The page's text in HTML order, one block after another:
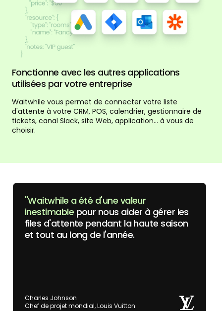
Fonctionne avec les autres applications
utilisées par votre entreprise
Waitwhile vous permet de connecter votre liste
d'attente à votre CRM, POS, calendrier, gestionnaire de
tickets, canal Slack, site Web, application... à vous de
choisir.
"Waitwhile a été d'une valeur
inestimable pour nous aider à gérer les
files d'attente pendant la haute saison
et tout au long de l'année.
Charles Johnson
Chef de projet mondial, Louis Vuitton